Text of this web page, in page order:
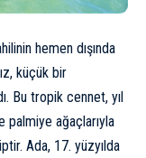
hemen dışında
küçük bir
Bu tropik cennet, yıl
palmiye ağaçlarıyla
Ada, 17. yüzyılda